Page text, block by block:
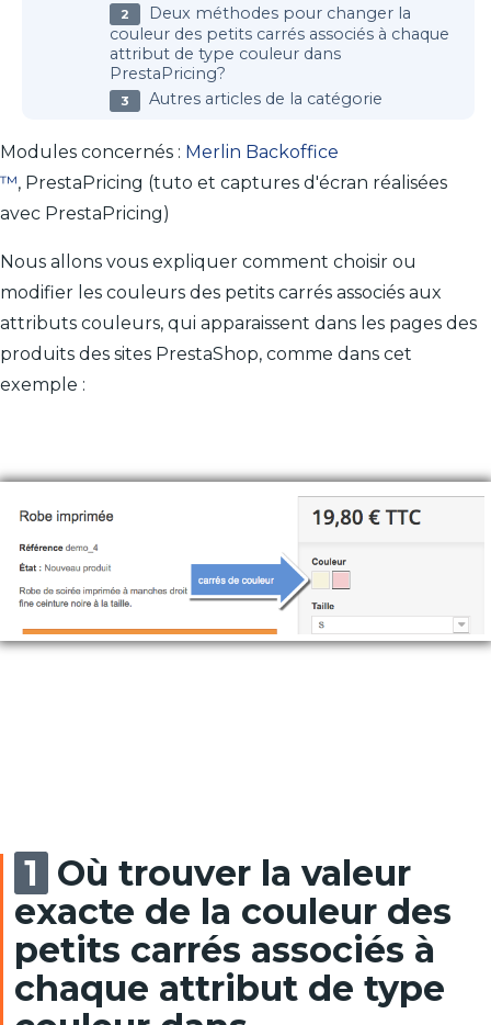
Deux méthodes pour changer la
couleur des petits carrés associés à chaque
attribut de type couleur dans
PrestaPricing?
Autres articles de la catégorie
Modules concernés : Merlin Backoffice
™, PrestaPricing (tuto et captures d'écran réalisées
avec PrestaPricing)
Nous allons vous expliquer comment choisir ou
modifier les couleurs des petits carrés associés aux
attributs couleurs, qui apparaissent dans les pages des
produits des sites PrestaShop, comme dans cet
exemple :
Où trouver la valeur
exacte de la couleur des
petits carrés associés à
chaque attribut de type